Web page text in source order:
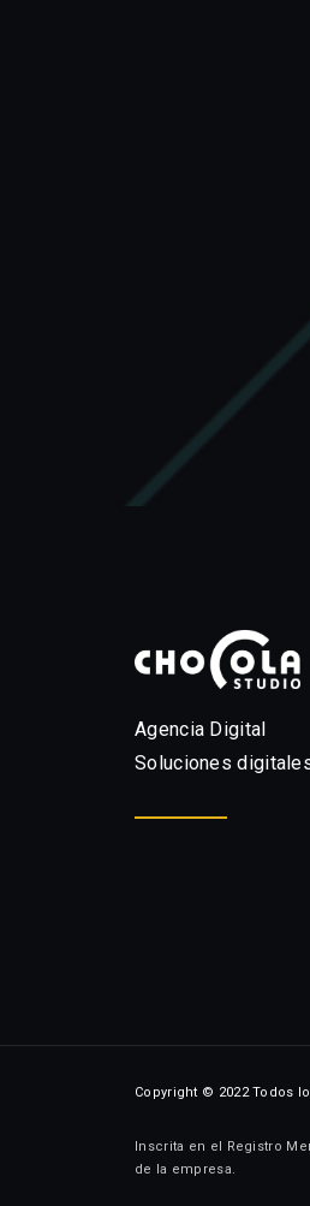
Agencia Digital
Soluciones
Copyright © 2022 Todos
Inscrita en el Registro
de la empresa.